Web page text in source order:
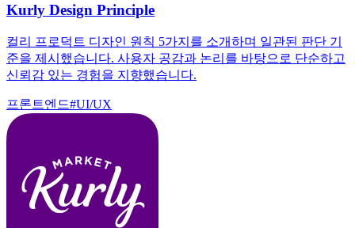
Kurly Design Principle
컬리 프로덕트 디자인 원칙 5가지를 소개하며 일관된 판단 기
준을 제시했습니다. 사용자 공감과 논리를 바탕으로 단순하고
신뢰감 있는 경험을 지향했습니다.
프론트엔드#UI/UX